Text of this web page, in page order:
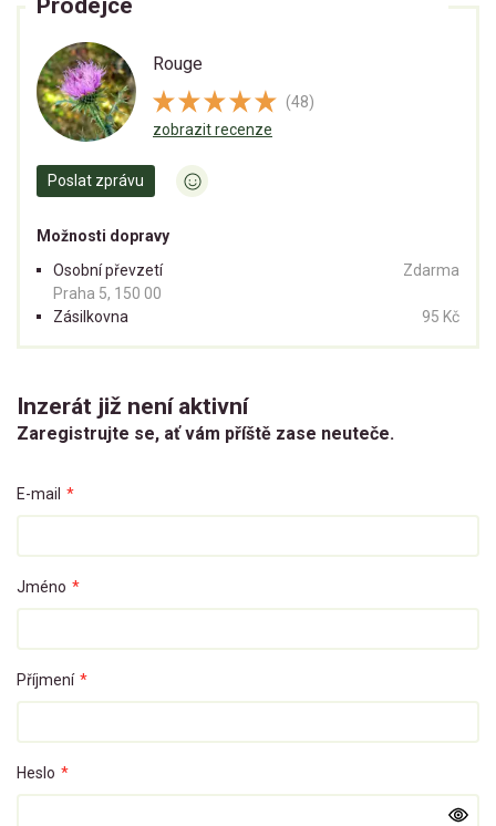
Rouge
(48)
zobrazit recenze
Poslat zprávu
Možnosti dopravy
Osobní převzetí
Praha 5, 150 00
Zdarma
Zásilkovna 95 Kč
Inzerát již není aktivní
Zaregistrujte se, ať vám příště zase neuteče.
E-mail *
Jméno *
Příjmení *
Heslo *